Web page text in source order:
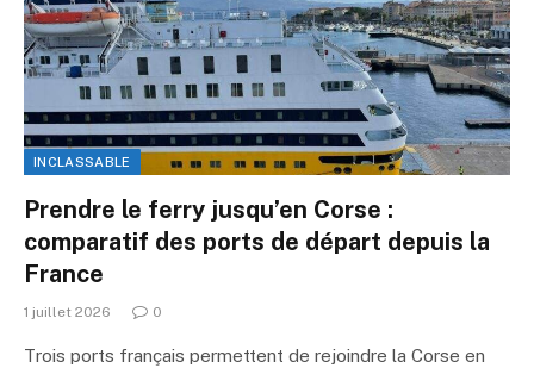
INCLASSABLE
Prendre le ferry jusqu’en Corse :
comparatif des ports de départ depuis la
France
1 juillet 2026 0
Trois ports français permettent de rejoindre la Corse en